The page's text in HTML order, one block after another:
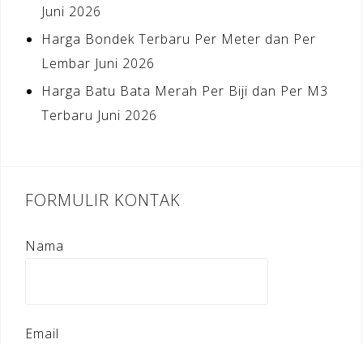
Juni 2026
Harga Bondek Terbaru Per Meter dan Per
Lembar Juni 2026
Harga Batu Bata Merah Per Biji dan Per M3
Terbaru Juni 2026
FORMULIR KONTAK
Nama
Email